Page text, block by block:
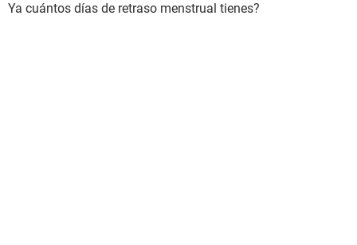
Ya cuántos días de retraso menstrual tienes?